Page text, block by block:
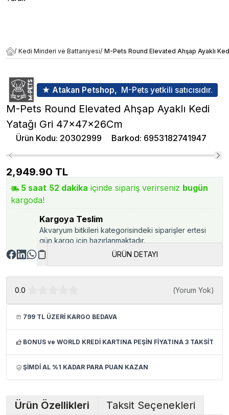
/ Kedi Minderi ve Battaniyesi/ M-Pets Round Elevated Ahşap Ayaklı
★ Atakan Petshop, M-Pets yetkili satıcısıdır.
M-Pets Round Elevated Ahşap Ayaklı Kedi
Yatağı Gri 47x47x26Cm
Ürün Kodu: 20302999 Barkod: 6953182741947
2,949.90 TL
5 saat 52 dakika içinde sipariş verirseniz bugün
kargoda!
Kargoya Teslim
Akvaryum bitkileri kategorisindeki siparişler ertesi
gün kargo için hazırlanmaktadır.
ÜRÜN DETAYI
0.0 (Yorum Yok)
799 TL ÜZERİ KARGO BEDAVA
BONUS ve WORLD KREDİ KARTINA PEŞİN FİYATINA 3 TAKSİT
ŞİMDİ AL %1 KADAR PARA PUAN KAZAN
Ürün Özellikleri Taksit Seçenekleri